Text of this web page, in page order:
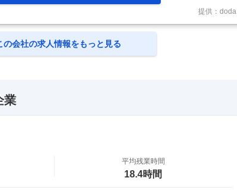
提供：doda
の会社の求人情報をもっと見る
業
平均残業時間
18.4時間